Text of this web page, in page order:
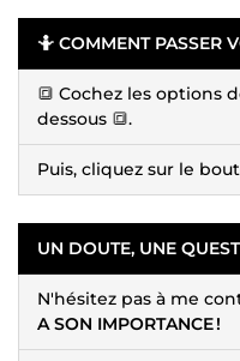
🤷 COMMENT PASSER
🔳 Cochez les options
dessous 🔳.
Puis, cliquez sur le
UN DOUTE, UNE
N'hésitez pas à me
A SON IMPORTANCE !